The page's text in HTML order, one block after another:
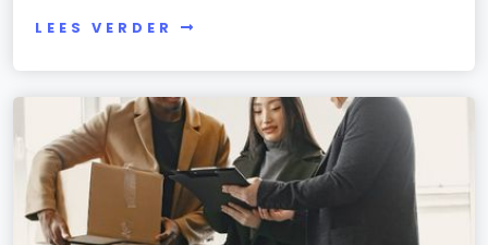
LEES VERDER